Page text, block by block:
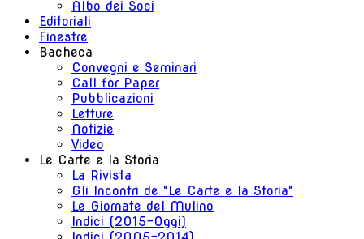
Albo dei Soci
Editoriali
Finestre
Bacheca
Convegni e Seminari
Call for Paper
Pubblicazioni
Letture
Notizie
Video
Le Carte e la Storia
La Rivista
Gli Incontri de "Le Carte e la Storia"
Le Giornate del Mulino
Indici (2015-Oggi)